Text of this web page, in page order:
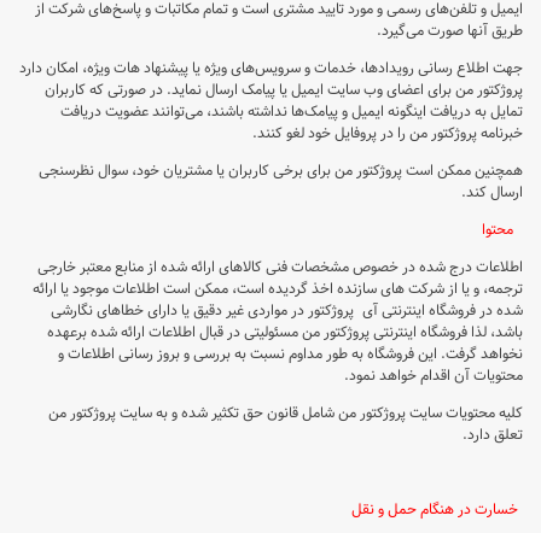
ایمیل و تلفن‌های رسمی و مورد تایید مشتری است و تمام مکاتبات و پاسخ‌های شرکت از
طریق آنها صورت می‌گیرد.
جهت اطلاع رسانی رویدادها، خدمات و سرویس‌های ویژه یا پیشنهاد هات ویژه، امکان دارد
پروژکتور من برای اعضای وب سایت ایمیل یا پیامک ارسال نماید. در صورتی که کاربران
تمایل به دریافت اینگونه ایمیل و پیامک‌ها نداشته باشند، می‌توانند عضویت دریافت
خبرنامه پروژکتور من را در پروفایل خود لغو کنند.
همچنین ممکن است پروژکتور من برای برخی کاربران یا مشتریان خود، سوال نظرسنجی
ارسال کند.
محتوا
اطلاعات درج شده در خصوص مشخصات فنی كالاهای ارائه شده از منابع معتبر خارجی
ترجمه، و یا از شركت های سازنده اخذ گردیده است، ممکن است اطلاعات موجود یا ارائه
شده در فروشگاه اینترنتی آی پروژکتور در مواردی غیر دقیق یا دارای خطاهای نگارشی
باشد، لذا فروشگاه اینترنتی پروژکتور من مسئولیتی در قبال اطلاعات ارائه شده برعهده
نخواهد گرفت. این فروشگاه به طور مداوم نسبت به بررسی و بروز رسانی اطلاعات و
محتویات آن اقدام خواهد نمود.
کلیه محتویات سایت پروژکتور من شامل قانون حق تکثیر شده و به سایت پروژکتور من
تعلق دارد.
خسارت در هنگام حمل و نقل